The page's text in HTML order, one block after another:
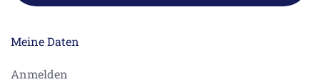
Meine Daten
Anmelden